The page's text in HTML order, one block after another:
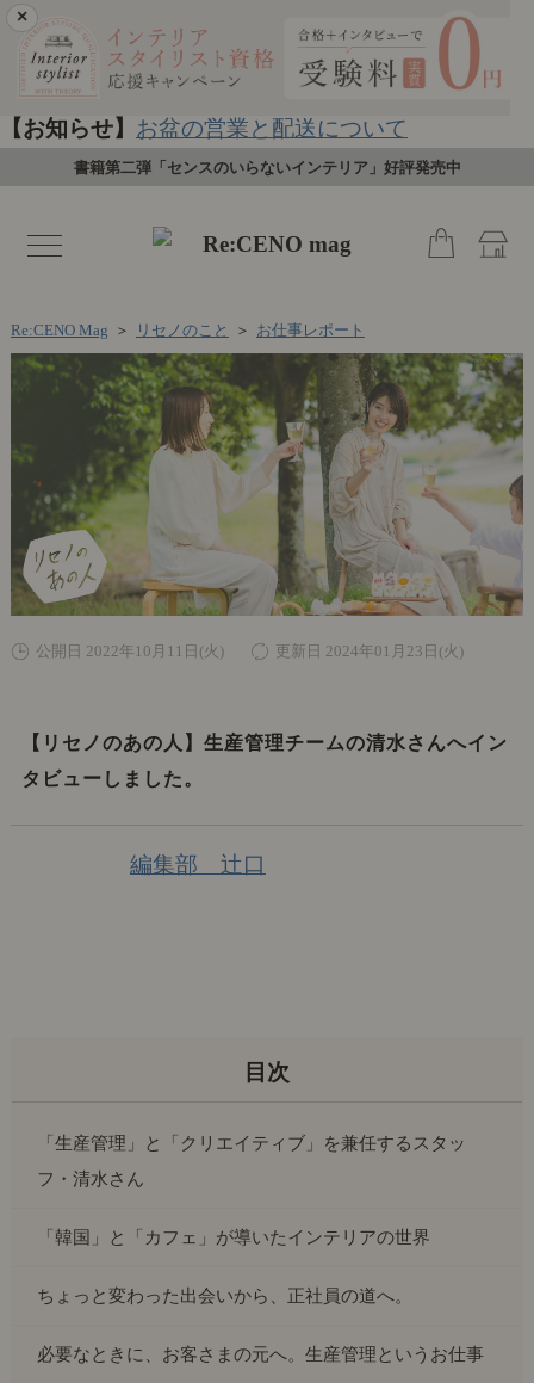
×
【お知らせ】 お盆の営業と配送について
書籍第二弾「センスのいらないインテリア」好評発売中
toggle
navigation
Re:CENO Mag ＞ リセノのこと ＞ お仕事レポート
公開日 2022年10月11日(火) 更新日 2024年01月23日(火)
【リセノのあの人】生産管理チームの清水さんへイン
タビューしました。
編集部 辻口
「生産管理」と「クリエイティブ」を兼任するスタッ
フ・清水さん
「韓国」と「カフェ」が導いたインテリアの世界
ちょっと変わった出会いから、正社員の道へ。
必要なときに、お客さまの元へ。生産管理というお仕事